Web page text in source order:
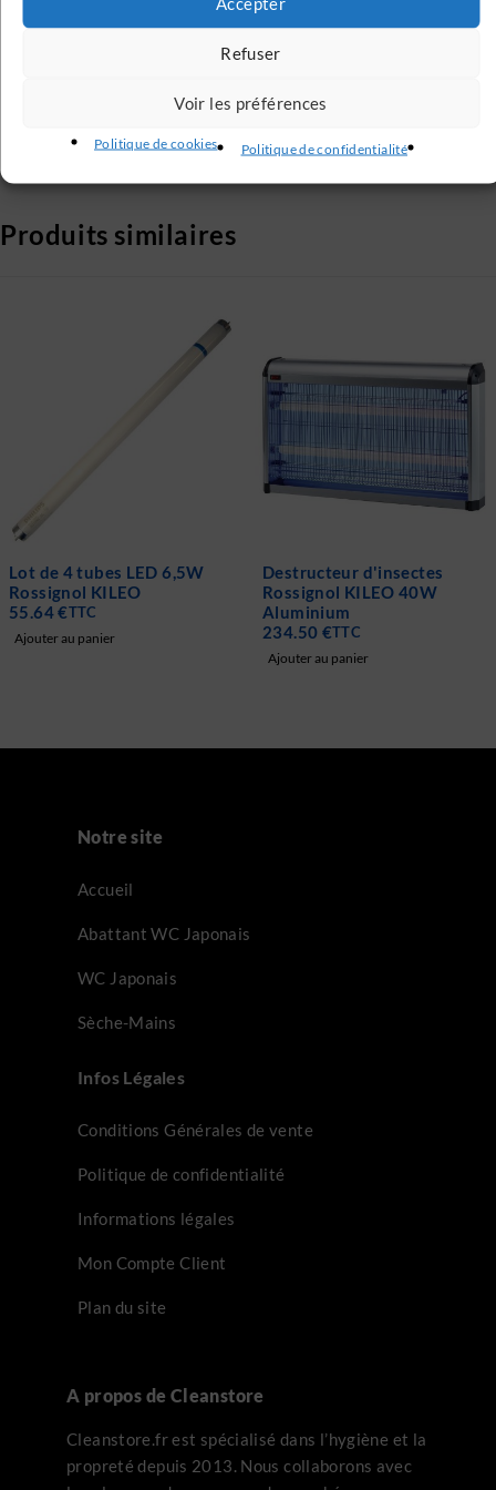
Refuser
Voir les préférences
Politique de cookies Politique de confidentialité
Nos avis clients sont vérifiés
Produits similaires
Destructeur d'insectes
Rossignol KILEO 40W
Aluminium
234.50€ TTC
Destructeur d'insectes
Rossignol KILEO 20W
Aluminium
159.19€TTC
Ajouter au panier
Notre site
Accueil
Abattant WC Japonais
WC Japonais
Sèche-Mains
Infos Légales
Conditions Générales de vente
Politique de confidentialité
Informations légales
Mon Compte Client
Plan du site
A propos de Cleanstore
Cleanstore.fr est spécialisé dans l’hygiène et la
propreté depuis 2013. Nous collaborons avec